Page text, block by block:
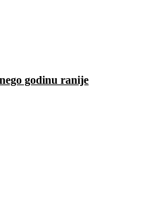
godinu ranije